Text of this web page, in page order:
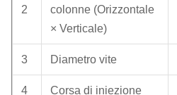
2
colonne (Orizzontale
× Verticale)
3 Diametro vite
4 Corsa di iniezione